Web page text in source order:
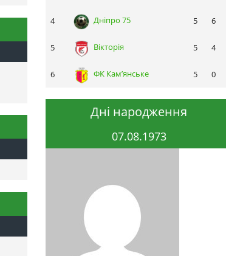
4 Днiпро 75 5 6
5 Вікторія 5 4
6 ФК Кам’янське 5 0
Дні народження
07.08.1973